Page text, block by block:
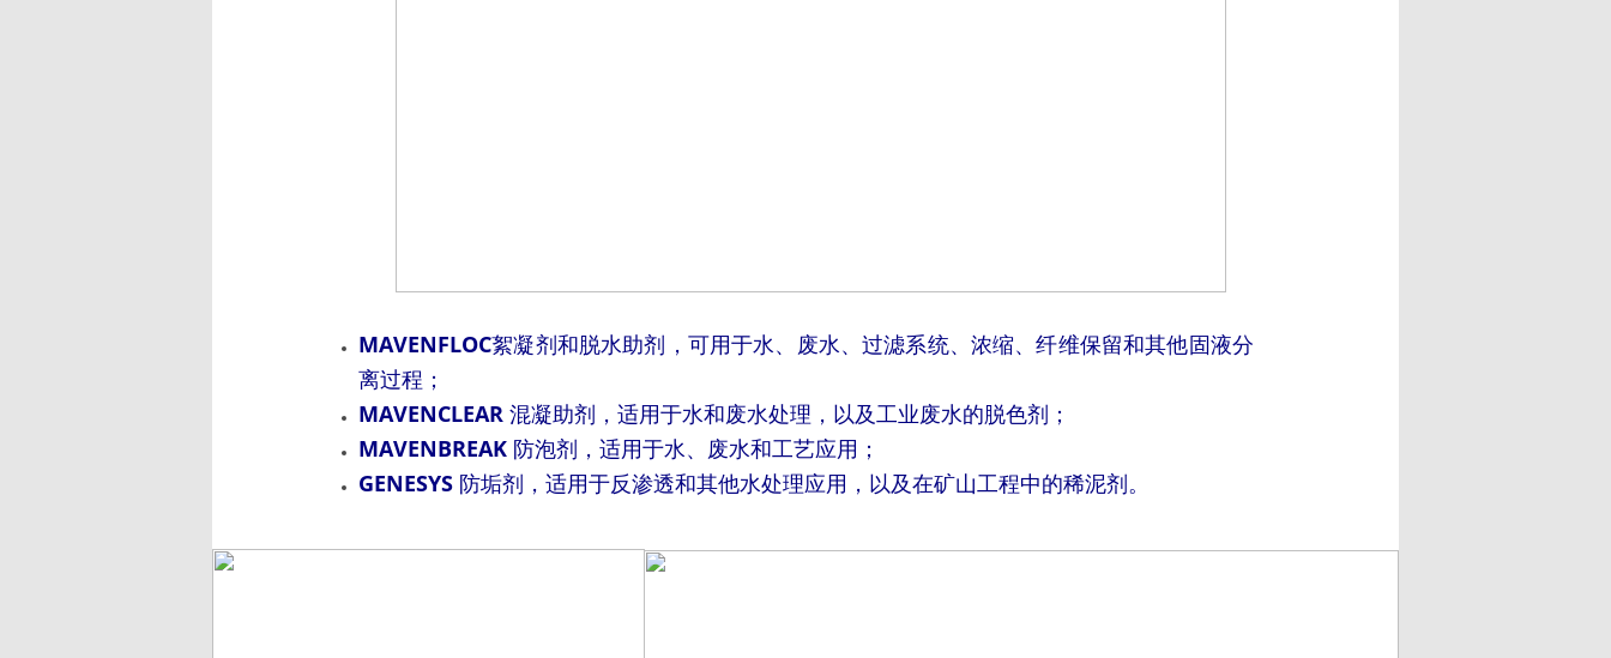
MAVENFLOC絮凝剂和脱水助剂，可用于水、废水、过滤系统、浓缩、纤维保留和其他固液分
离过程；
MAVENCLEAR 混凝助剂，适用于水和废水处理，以及工业废水的脱色剂；
MAVENBREAK 防泡剂，适用于水、废水和工艺应用；
GENESYS 防垢剂，适用于反渗透和其他水处理应用，以及在矿山工程中的稀泥剂。